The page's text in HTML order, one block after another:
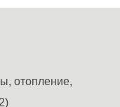
отопление,